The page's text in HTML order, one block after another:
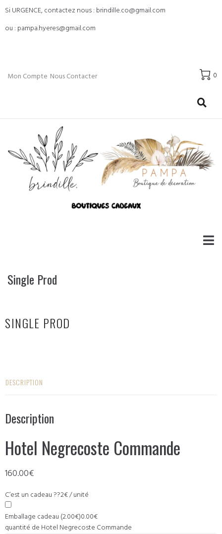
Si URGENCE, contactez nous : brindille.co@gmail.com
ou : pampa.hyeres@gmail.com
Mon Compte Nous Contacter 0
Single Prod
SINGLE PROD
DESCRIPTION
Description
Hotel Negrecoste Commande
160.00€
C’est un cadeau ??2€ / unité
Emballage cadeau (2.00€)0.00€
quantité de Hotel Negrecoste Commande